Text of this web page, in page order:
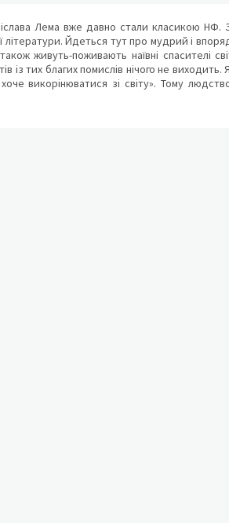
Лема вже давно стали класикою НФ.
Йдеться тут про мудрий і
живуть-поживають наївні спасителі
тих благих помислів нічого не виходить.
викорінюватися зі світу». Тому